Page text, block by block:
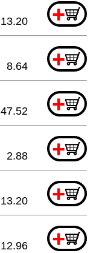
+
13.20
+
8.64
+
47.52
+
2.88
+
13.20
+
12.96